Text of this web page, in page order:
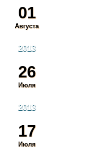
01
Августа
2013
26
Июля
2013
17
Июля